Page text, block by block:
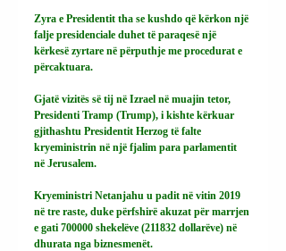
Zyra e Presidentit tha se kushdo që kërkon një
falje presidenciale duhet të paraqesë një
kërkesë zyrtare në përputhje me procedurat e
përcaktuara.
Gjatë vizitës së tij në Izrael në muajin tetor,
Presidenti Tramp (Trump), i kishte kërkuar
gjithashtu Presidentit Herzog të falte
kryeministrin në një fjalim para parlamentit
në Jerusalem.
Kryeministri Netanjahu u padit në vitin 2019
në tre raste, duke përfshirë akuzat për marrjen
e gati 700000 shekelëve (211832 dollarëve) në
dhurata nga biznesmenët.